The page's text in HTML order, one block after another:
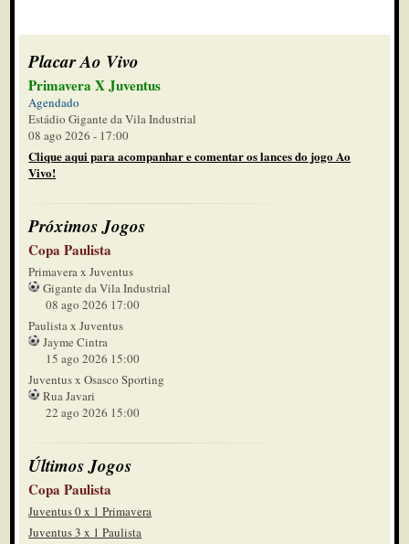
Placar Ao Vivo
Primavera X Juventus
Agendado
Estádio Gigante da Vila Industrial
08 ago 2026 - 17:00
Clique aqui para acompanhar e comentar os lances do jogo Ao
Vivo!
Próximos Jogos
Copa Paulista
Primavera x Juventus
Gigante da Vila Industrial
08 ago 2026 17:00
Paulista x Juventus
Jayme Cintra
15 ago 2026 15:00
Juventus x Osasco Sporting
Rua Javari
22 ago 2026 15:00
Últimos Jogos
Copa Paulista
Juventus 0 x 1 Primavera
Juventus 3 x 1 Paulista